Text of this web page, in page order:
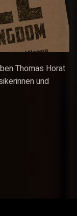
Thomas Horat
und